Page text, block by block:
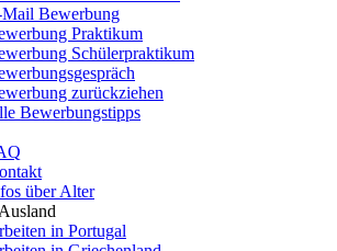
Bewerbung
Praktikum
Schülerpraktikum
zurückziehen
Bewerbungstipps
über Alter
in Portugal